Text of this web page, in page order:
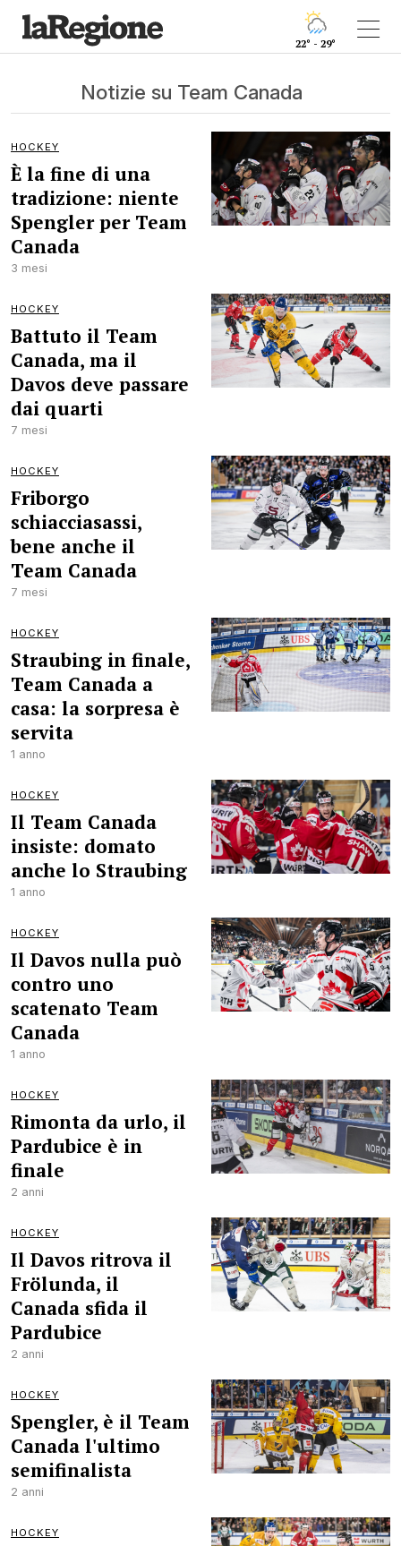
22° - 29°
Notizie su Team Canada
HOCKEY
È la fine di una
tradizione: niente
Spengler per Team
Canada
3 mesi
HOCKEY
Battuto il Team
Canada, ma il
Davos deve passare
dai quarti
7 mesi
HOCKEY
Friborgo
schiacciasassi,
bene anche il
Team Canada
7 mesi
HOCKEY
Straubing in finale,
Team Canada a
casa: la sorpresa è
servita
1 anno
HOCKEY
Il Team Canada
insiste: domato
anche lo Straubing
1 anno
HOCKEY
Il Davos nulla può
contro uno
scatenato Team
Canada
1 anno
HOCKEY
Rimonta da urlo, il
Pardubice è in
finale
2 anni
HOCKEY
Il Davos ritrova il
Frölunda, il
Canada sfida il
Pardubice
2 anni
HOCKEY
Spengler, è il Team
Canada l'ultimo
semifinalista
2 anni
HOCKEY